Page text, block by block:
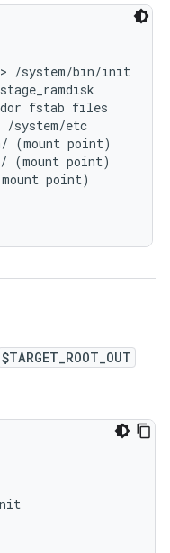
/system/bin/init
fstab files
/system/etc
(mount point)
(mount point)
point)
$TARGET_ROOT_OUT